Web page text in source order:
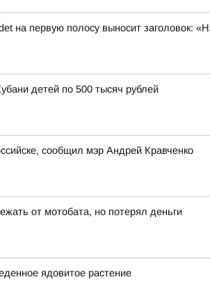
на первую полосу выносит заголовок:
детей по 500 тысяч рублей
сообщил мэр Андрей Кравченко
от мотобата, но потерял деньги
ядовитое растение